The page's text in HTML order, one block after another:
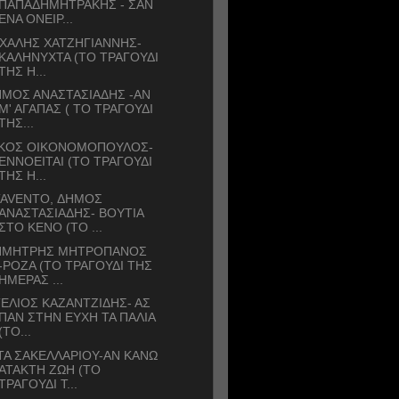
ΠΑΠΑΔΗΜΗΤΡΑΚΗΣ - ΣΑΝ
ΕΝΑ ΟΝΕΙΡ...
ΧΑΤΖΗΓΙΑΝΝΗΣ-
ΚΑΛΗΝΥΧΤΑ (ΤΟ ΤΡΑΓΟΥΔΙ
Η...
ΑΝΑΣΤΑΣΙΑΔΗΣ -ΑΝ
Μ' ΑΓΑΠΑΣ ( ΤΟ ΤΡΑΓΟΥΔΙ
ΟΙΚΟΝΟΜΟΠΟΥΛΟΣ-
ΕΝΝΟΕΙΤΑΙ (ΤΟ ΤΡΑΓΟΥΔΙ
Η...
ΔΗΜΟΣ
ΒΟΥΤΙΑ
ΣΤΟ ΚΕΝΟ (ΤΟ ...
ΜΗΤΡΟΠΑΝΟΣ
ΡΟΖΑ (ΤΟ ΤΡΑΓΟΥΔΙ ΤΗΣ
ΗΜΕΡΑΣ ...
ΚΑΖΑΝΤΖΙΔΗΣ- ΑΣ
ΠΑΝ ΣΤΗΝ ΕΥΧΗ ΤΑ ΠΑΛΙΑ
(ΤΟ...
ΣΑΚΕΛΛΑΡΙΟΥ-ΑΝ ΚΑΝΩ
ΖΩΗ (ΤΟ
Τ...